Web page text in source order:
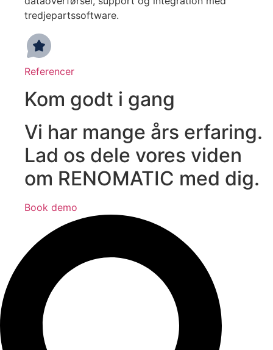
tredjepartssoftware.
Referencer
Kom godt i gang
Vi har mange års erfaring.
Lad os dele vores viden
om RENOMATIC med dig.
Book demo